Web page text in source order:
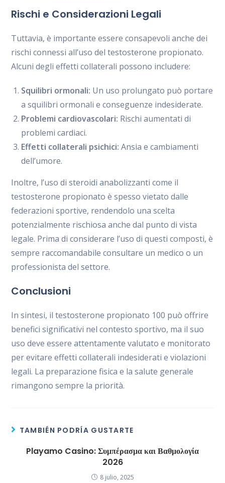
Rischi e Considerazioni Legali
Tuttavia, è importante essere consapevoli anche dei
rischi connessi all’uso del testosterone propionato.
Alcuni degli effetti collaterali possono includere:
Squilibri ormonali: Un uso prolungato può portare
a squilibri ormonali e conseguenze indesiderate.
Problemi cardiovascolari: Rischi aumentati di
problemi cardiaci.
Effetti collaterali psichici: Ansia e cambiamenti
dell’umore.
Inoltre, l’uso di steroidi anabolizzanti come il
testosterone propionato è spesso vietato dalle
federazioni sportive, rendendolo una scelta
potenzialmente rischiosa anche dal punto di vista
legale. Prima di considerare l’uso di questi composti, è
sempre raccomandabile consultare un medico o un
professionista del settore.
Conclusioni
In sintesi, il testosterone propionato 100 può offrire
benefici significativi nel contesto sportivo, ma il suo
uso deve essere attentamente valutato e monitorato
per evitare effetti collaterali indesiderati e violazioni
legali. La preparazione fisica e la salute generale
rimangono sempre la priorità.
TAMBIÉN PODRÍA GUSTARTE
Playamo Casino: Συμπέρασμα και Βαθμολογία
2026
8 julio, 2025